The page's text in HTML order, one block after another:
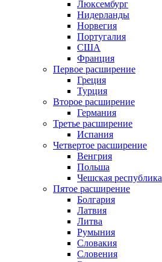
Люксембург
Нидерланды
Норвегия
Португалия
США
Франция
Первое расширение
Греция
Турция
Второе расширение
Германия
Третье расширение
Испания
Четвертое расширение
Венгрия
Польша
Чешская республика
Пятое расширение
Болгария
Латвия
Литва
Румыния
Словакия
Словения